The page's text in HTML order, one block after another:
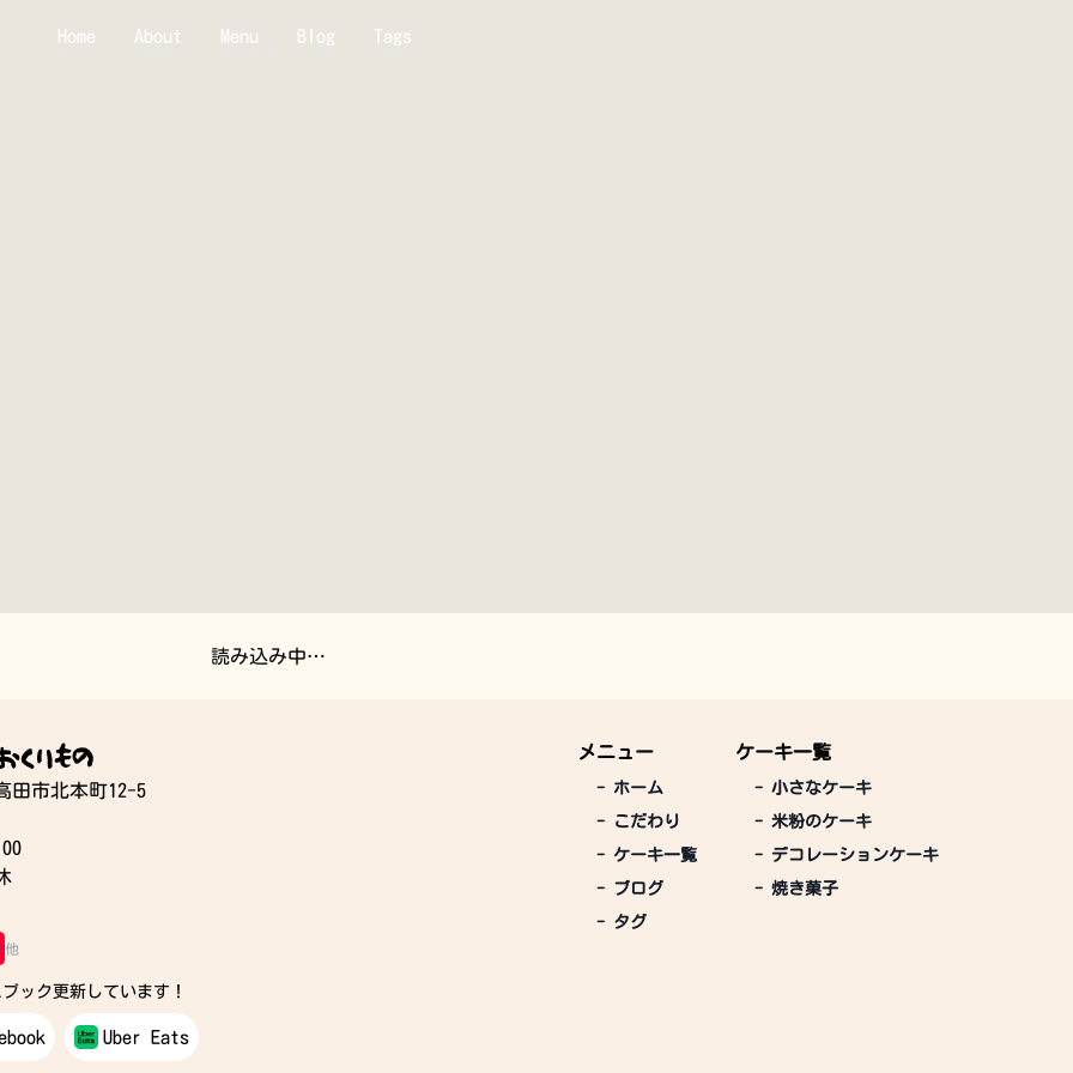
Home About Menu Blog Tags
読み込み中…
りもの
田市北本町12-5
他
ック更新しています！
Uber Eats
メニュー
- ホーム
-
こだわり
- ケーキ一覧
- ブログ
- タグ
ケーキ一覧
- 小さなケーキ
- 米粉のケーキ
- デコレーションケーキ
- 焼き菓子